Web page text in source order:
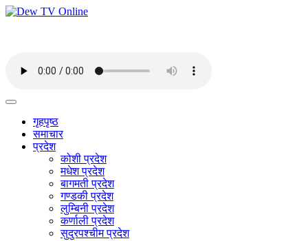
गृहपृष्ठ
समाचार
प्रदेश
कोशी प्रदेश
मधेश प्रदेश
बागमती प्रदेश
गण्डकी प्रदेश
लुम्बिनी प्रदेश
कर्णाली प्रदेश
सुदुरपश्चीम प्रदेश